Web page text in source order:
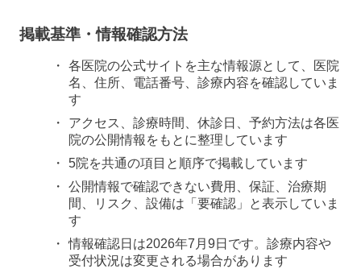
掲載基準・情報確認方法
各医院の公式サイトを主な情報源として、医院
名、住所、電話番号、診療内容を確認していま
す
アクセス、診療時間、休診日、予約方法は各医
院の公開情報をもとに整理しています
5院を共通の項目と順序で掲載しています
公開情報で確認できない費用、保証、治療期
間、リスク、設備は「要確認」と表示していま
す
情報確認日は2026年7月9日です。診療内容や
受付状況は変更される場合があります